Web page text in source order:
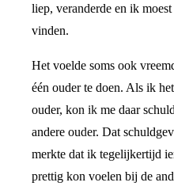
liep, veranderde en ik
vinden.
Het voelde soms ook
één ouder te doen. Als ik
ouder, kon ik me daar
andere ouder. Dat
merkte dat ik tegelijkertijd
prettig kon voelen bij de